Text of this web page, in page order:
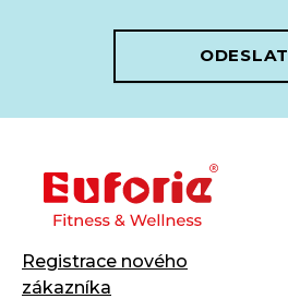
ODESLAT
Registrace nového
zákazníka